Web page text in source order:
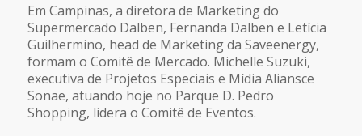
Em Campinas, a diretora de Marketing do
Supermercado Dalben, Fernanda Dalben e Letícia
Guilhermino, head de Marketing da Saveenergy,
formam o Comitê de Mercado. Michelle Suzuki,
executiva de Projetos Especiais e Mídia Aliansce
Sonae, atuando hoje no Parque D. Pedro
Shopping, lidera o Comitê de Eventos.